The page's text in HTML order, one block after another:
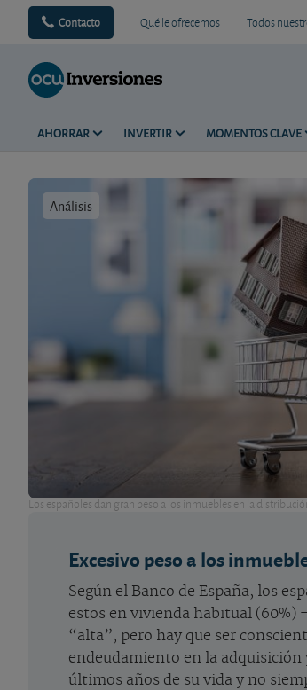
Contacto Qué le ofrecemos Todos
AHORRAR INVERTIR MOMENTOS CLAVE
Análisis
Los españoles dan gran peso a los inmuebles en la
Excesivo peso a los
Según el Banco de España, los
estos en vivienda habitual (60%)
“alta”, pero hay que ser
endeudamiento en la adquisición
últimos años de su vida y no